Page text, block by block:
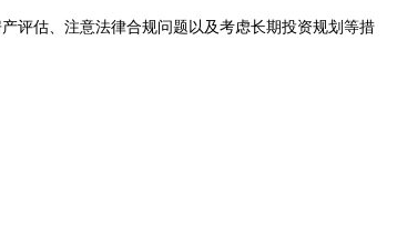
评估、注意法律合规问题以及考虑长期投资规划等措